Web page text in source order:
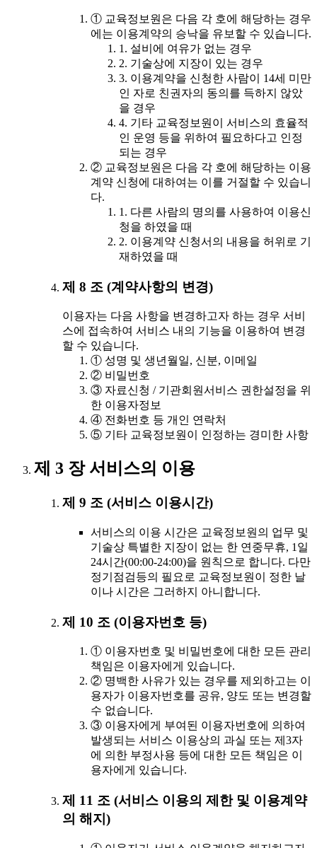
① 교육정보원은 다음 각 호에 해당하는 경우
에는 이용계약의 승낙을 유보할 수 있습니다.
1. 설비에 여유가 없는 경우
2. 기술상에 지장이 있는 경우
3. 이용계약을 신청한 사람이 14세 미만
인 자로 친권자의 동의를 득하지 않았
을 경우
4. 기타 교육정보원이 서비스의 효율적
인 운영 등을 위하여 필요하다고 인정
되는 경우
② 교육정보원은 다음 각 호에 해당하는 이용
계약 신청에 대하여는 이를 거절할 수 있습니
다.
1. 다른 사람의 명의를 사용하여 이용신
청을 하였을 때
2. 이용계약 신청서의 내용을 허위로 기
재하였을 때
제 8 조 (계약사항의 변경)
이용자는 다음 사항을 변경하고자 하는 경우 서비
스에 접속하여 서비스 내의 기능을 이용하여 변경
할 수 있습니다.
① 성명 및 생년월일, 신분, 이메일
② 비밀번호
③ 자료신청 / 기관회원서비스 권한설정을 위
한 이용자정보
④ 전화번호 등 개인 연락처
⑤ 기타 교육정보원이 인정하는 경미한 사항
제 3 장 서비스의 이용
제 9 조 (서비스 이용시간)
서비스의 이용 시간은 교육정보원의 업무 및
기술상 특별한 지장이 없는 한 연중무휴, 1일
24시간(00:00-24:00)을 원칙으로 합니다. 다만
정기점검등의 필요로 교육정보원이 정한 날
이나 시간은 그러하지 아니합니다.
제 10 조 (이용자번호 등)
① 이용자번호 및 비밀번호에 대한 모든 관리
책임은 이용자에게 있습니다.
② 명백한 사유가 있는 경우를 제외하고는 이
용자가 이용자번호를 공유, 양도 또는 변경할
수 없습니다.
③ 이용자에게 부여된 이용자번호에 의하여
발생되는 서비스 이용상의 과실 또는 제3자
에 의한 부정사용 등에 대한 모든 책임은 이
용자에게 있습니다.
제 11 조 (서비스 이용의 제한 및 이용계약
의 해지)